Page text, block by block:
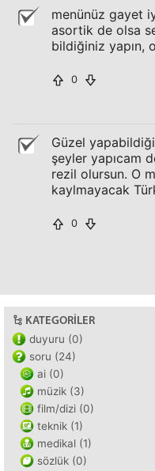
menünüz gayet
asortik de olsa
bildiğiniz yapın,
0
Güzel
şeyler yapıcam
rezil olursun. O
kaylmayacak
0
KATEGORILER
duyuru (0)
soru (24)
ai (0)
müzik (3)
film/dizi (0)
teknik (1)
medikal (1)
sözlük (0)